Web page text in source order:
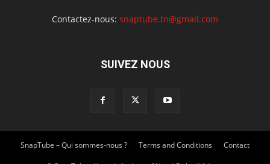
Contactez-nous: snaptube.tn@gmail.com
SUIVEZ NOUS
SnapTube – Qui sommes-nous ? Terms and Conditions Contact